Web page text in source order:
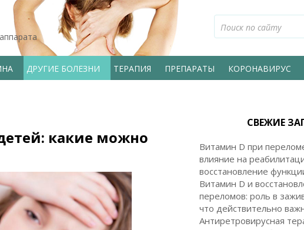
ДРУГИЕ БОЛЕЗНИ ТЕРАПИЯ ПРЕПАРАТЫ КОРОНАВИРУС
какие можно
СВЕЖИЕ
Витамин D при
влияние на
восстановление
Витамин D и
переломов: роль в
что действительно
Антиретровирусная